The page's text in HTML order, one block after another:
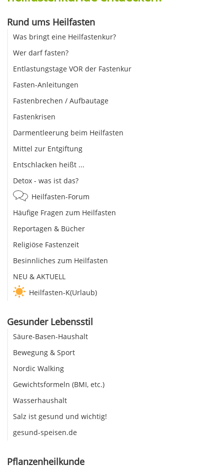
Rund ums Heilfasten
Was bringt eine Heilfastenkur?
Wer darf fasten?
Entlastungstage VOR der Fastenkur
Fasten-Anleitungen
Fastenbrechen / Aufbautage
Fastenkrisen
Darmentleerung beim Heilfasten
Mittel zur Entgiftung
Entschlacken heißt ...
Detox - was ist das?
Heilfasten-Forum
Häufige Fragen zum Heilfasten
Reportagen & Bücher
Religiöse Fastenzeit
Besinnliches zum Heilfasten
NEU & AKTUELL
Heilfasten-K(Urlaub)
Gesunder Lebensstil
Säure-Basen-Haushalt
Bewegung & Sport
Nordic Walking
Gewichtsformeln (BMI, etc.)
Wasserhaushalt
Salz ist gesund und wichtig!
gesund-speisen.de
Pflanzenheilkunde